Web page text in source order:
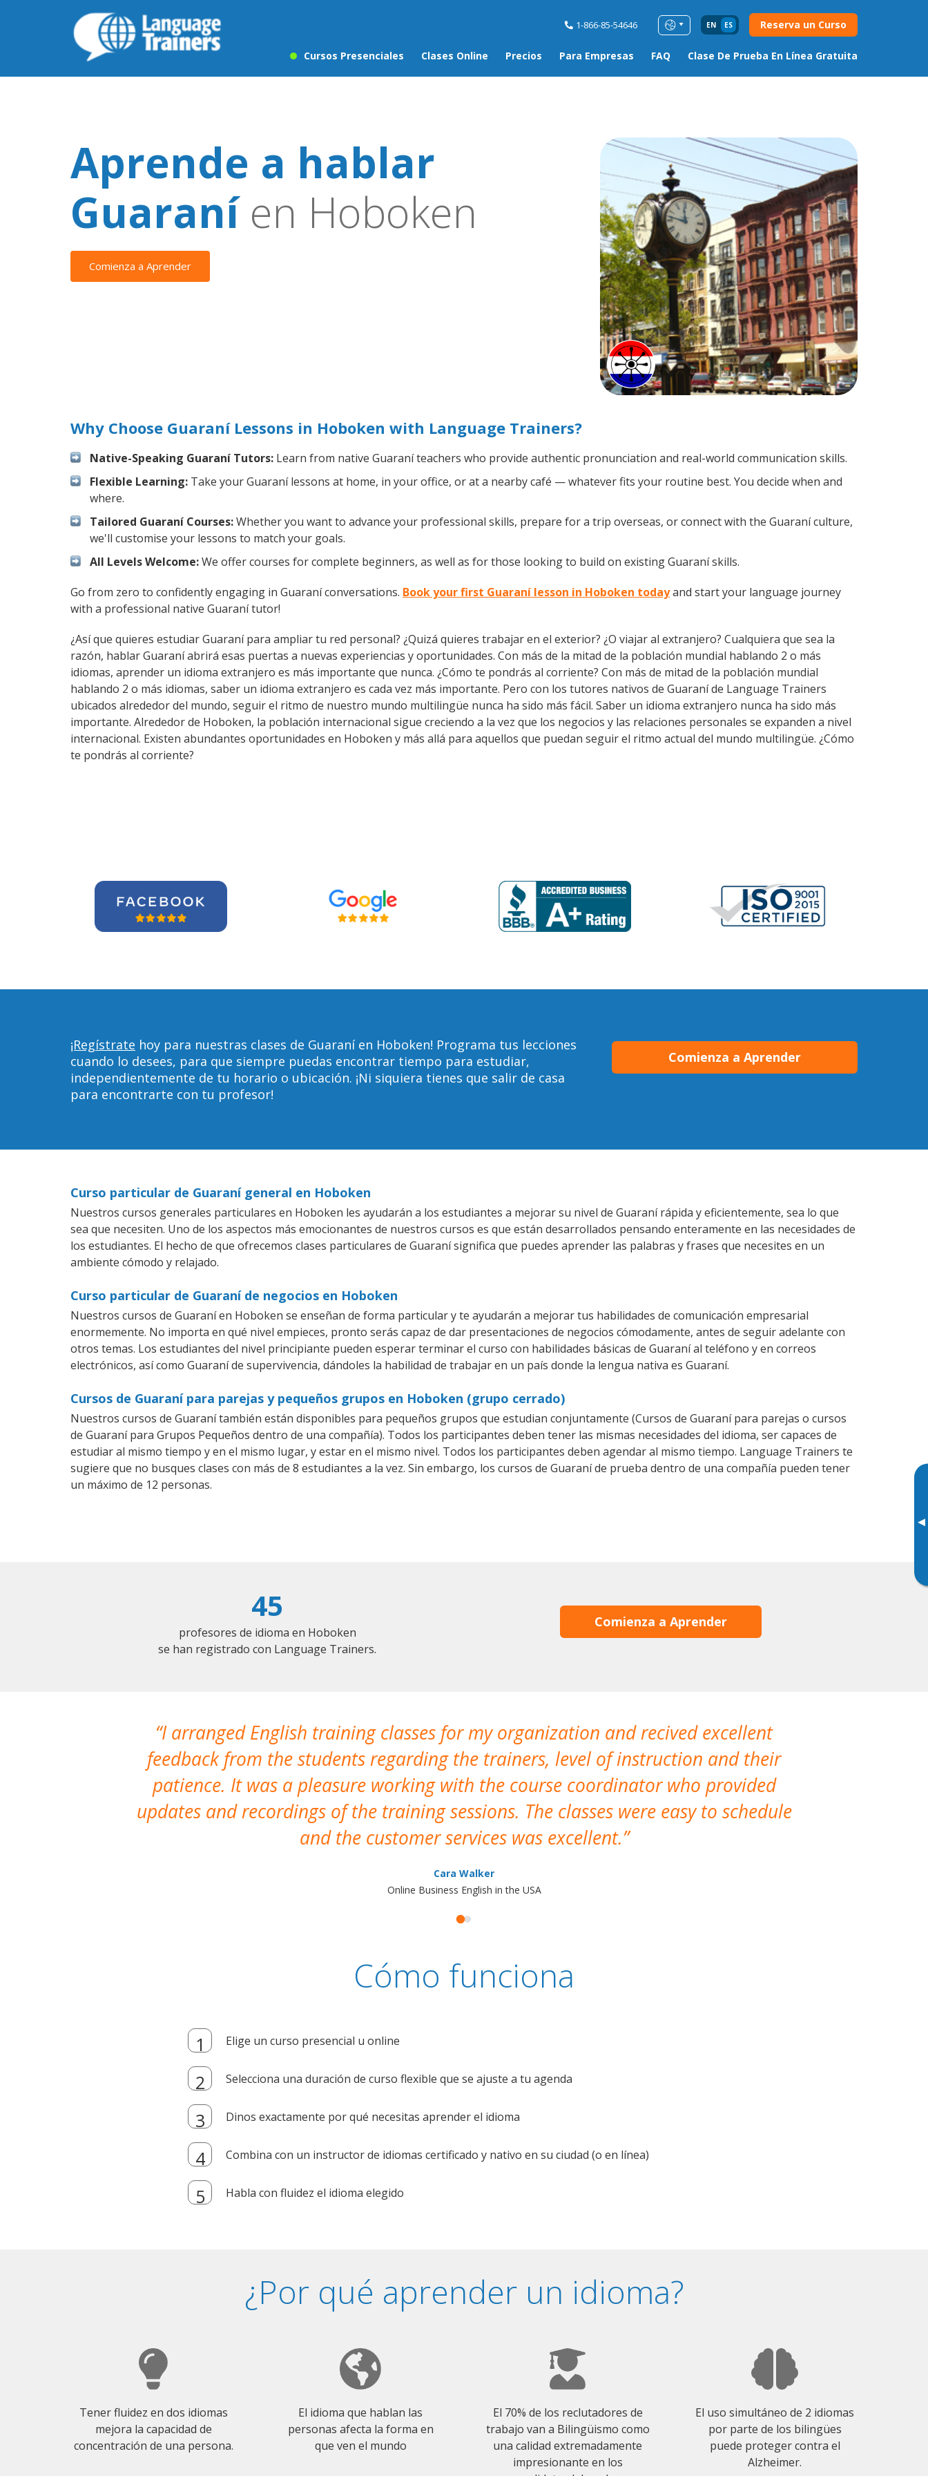
1-866-85-54646 EN ES Reserva un Curso
Cursos Presenciales Clases Online Precios Para Empresas FAQ Clase De Prueba En Línea Gratuita
▸
Aprende a hablar
Guaraníen Hoboken
Comienza a Aprender
Why Choose Guaraní Lessons in Hoboken with Language Trainers?
Native-Speaking Guaraní Tutors: Learn from native Guaraní teachers who provide authentic pronunciation and real-world communication skills.
Flexible Learning: Take your Guaraní lessons at home, in your office, or at a nearby café — whatever fits your routine best. You decide when and
where.
Tailored Guaraní Courses:Whether you want to advance your professional skills, prepare for a trip overseas, or connect with the Guaraní culture,
we'll customise your lessons to match your goals.
All Levels Welcome:We offer courses for complete beginners, as well as for those looking to build on existing Guaraní skills.
Go from zero to confidently engaging in Guaraní conversations. Book your first Guaraní lesson in Hoboken todayand start your language journey
with a professional native Guaraní tutor!
¿Así que quieres estudiar Guaraní para ampliar tu red personal? ¿Quizá quieres trabajar en el exterior? ¿O viajar al extranjero? Cualquiera que sea la
razón, hablar Guaraní abrirá esas puertas a nuevas experiencias y oportunidades. Con más de la mitad de la población mundial hablando 2 o más
idiomas, aprender un idioma extranjero es más importante que nunca. ¿Cómo te pondrás al corriente? Con más de mitad de la población mundial
hablando 2 o más idiomas, saber un idioma extranjero es cada vez más importante. Pero con los tutores nativos de Guaraní de Language Trainers
ubicados alrededor del mundo, seguir el ritmo de nuestro mundo multilingüe nunca ha sido más fácil. Saber un idioma extranjero nunca ha sido más
importante. Alrededor de Hoboken, la población internacional sigue creciendo a la vez que los negocios y las relaciones personales se expanden a nivel
internacional. Existen abundantes oportunidades en Hoboken y más allá para aquellos que puedan seguir el ritmo actual del mundo multilingüe. ¿Cómo
te pondrás al corriente?
¡Regístrate hoy para nuestras clases de Guaraní en Hoboken! Programa tus lecciones
cuando lo desees, para que siempre puedas encontrar tiempo para estudiar,
independientemente de tu horario o ubicación. ¡Ni siquiera tienes que salir de casa
para encontrarte con tu profesor!
Comienza a Aprender
Curso particular de Guaraní general en Hoboken
Nuestros cursos generales particulares en Hoboken les ayudarán a los estudiantes a mejorar su nivel de Guaraní rápida y eficientemente, sea lo que
sea que necesiten. Uno de los aspectos más emocionantes de nuestros cursos es que están desarrollados pensando enteramente en las necesidades de
los estudiantes. El hecho de que ofrecemos clases particulares de Guaraní significa que puedes aprender las palabras y frases que necesites en un
ambiente cómodo y relajado.
Curso particular de Guaraní de negocios en Hoboken
Nuestros cursos de Guaraní en Hoboken se enseñan de forma particular y te ayudarán a mejorar tus habilidades de comunicación empresarial
enormemente. No importa en qué nivel empieces, pronto serás capaz de dar presentaciones de negocios cómodamente, antes de seguir adelante con
otros temas. Los estudiantes del nivel principiante pueden esperar terminar el curso con habilidades básicas de Guaraní al teléfono y en correos
electrónicos, así como Guaraní de supervivencia, dándoles la habilidad de trabajar en un país donde la lengua nativa es Guaraní.
Cursos de Guaraní para parejas y pequeños grupos en Hoboken (grupo cerrado)
Nuestros cursos de Guaraní también están disponibles para pequeños grupos que estudian conjuntamente (Cursos de Guaraní para parejas o cursos
de Guaraní para Grupos Pequeños dentro de una compañía). Todos los participantes deben tener las mismas necesidades del idioma, ser capaces de
estudiar al mismo tiempo y en el mismo lugar, y estar en el mismo nivel. Todos los participantes deben agendar al mismo tiempo. Language Trainers te
sugiere que no busques clases con más de 8 estudiantes a la vez. Sin embargo, los cursos de Guaraní de prueba dentro de una compañía pueden tener
un máximo de 12 personas.
45
profesores de idioma en Hoboken
se han registrado con Language Trainers.
Comienza a Aprender
I arranged English training classes for my organization and recived excellent
feedback from the students regarding the trainers, level of instruction and their
patience. It was a pleasure working with the course coordinator who provided
updates and recordings of the training sessions. The classes were easy to schedule
and the customer services was excellent.
Cara Walker
Online Business English in the USA
Cómo funciona
Elige un curso presencial u online
Selecciona una duración de curso flexible que se ajuste a tu agenda
Dinos exactamente por qué necesitas aprender el idioma
Combina con un instructor de idiomas certificado y nativo en su ciudad (o en línea)
Habla con fluidez el idioma elegido
¿Por qué aprender un idioma?
Tener fluidez en dos idiomas
mejora la capacidad de
concentración de una persona.
El idioma que hablan las
personas afecta la forma en
que ven el mundo
El 70% de los reclutadores de
trabajo van a Bilingüismo como
una calidad extremadamente
impresionante en los
El uso simultáneo de 2 idiomas
por parte de los bilingües
puede proteger contra el
Alzheimer.